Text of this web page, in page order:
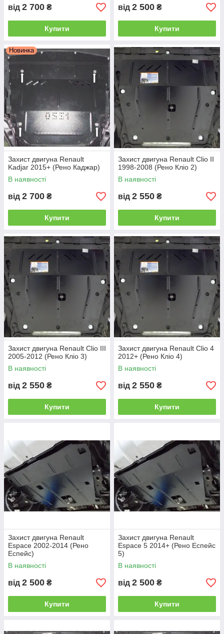
від 2 700 ₴
Купити
від 2 500 ₴
Купити
Новинка
Захист двигуна Renault
Kadjar 2015+ (Рено Каджар)
В наявності
від 2 700 ₴
Купити
Захист двигуна Renault Clio II
1998-2008 (Рено Кліо 2)
В наявності
від 2 550 ₴
Купити
Захист двигуна Renault Clio III
2005-2012 (Рено Кліо 3)
В наявності
від 2 550 ₴
Купити
Захист двигуна Renault Clio 4
2012+ (Рено Кліо 4)
В наявності
від 2 550 ₴
Купити
Захист двигуна Renault
Espace 2002-2014 (Рено
Еспейс)
В наявності
від 2 500 ₴
Купити
Захист двигуна Renault
Espace 5 2014+ (Рено Еспейс
5)
В наявності
від 2 500 ₴
Купити